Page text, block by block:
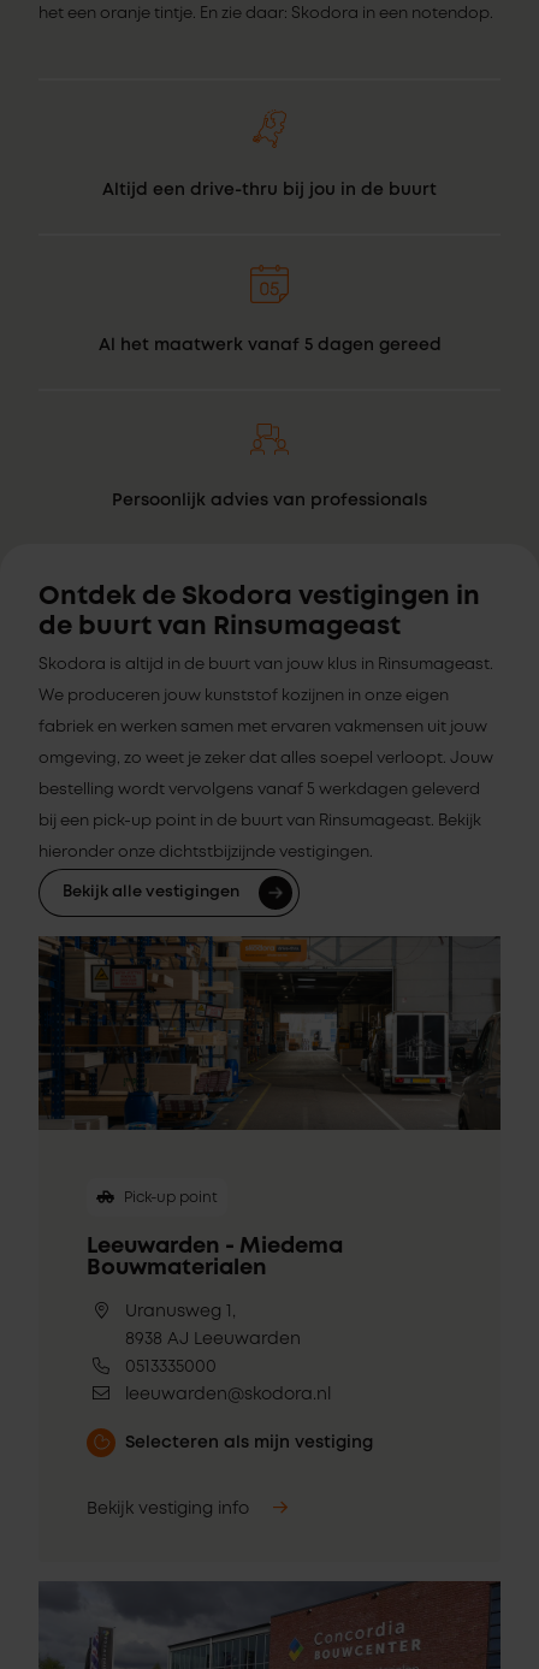
het een oranje tintje. En zie daar: Skodora in een notendop.
Altijd een drive-thru bij jou in de buurt
Al het maatwerk vanaf 5 dagen gereed
Persoonlijk advies van professionals
Ontdek de Skodora vestigingen in
de buurt van Rinsumageast
Skodora is altijd in de buurt van jouw klus in Rinsumageast.
We produceren jouw kunststof kozijnen in onze eigen
fabriek en werken samen met ervaren vakmensen uit jouw
omgeving, zo weet je zeker dat alles soepel verloopt. Jouw
bestelling wordt vervolgens vanaf 5 werkdagen geleverd
bij een pick-up point in de buurt van Rinsumageast. Bekijk
hieronder onze dichtstbijzijnde vestigingen.
Bekijk alle vestigingen
Pick-up point
Leeuwarden - Miedema
Bouwmaterialen
Uranusweg 1,
8938 AJ Leeuwarden
0513335000
leeuwarden@skodora.nl
Selecteren als mijn vestiging
Bekijk vestiging info